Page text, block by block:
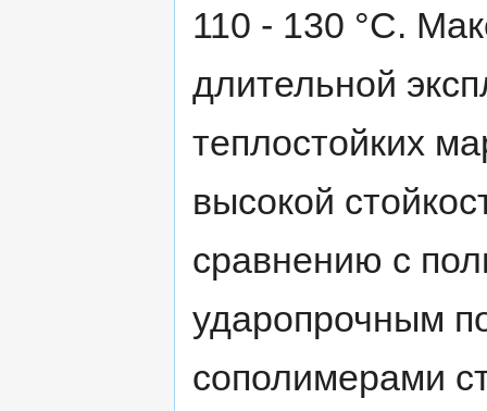
110 - 130 °С.
длительной
теплостойких
высокой
сравнению с
ударопрочным
сополимерами